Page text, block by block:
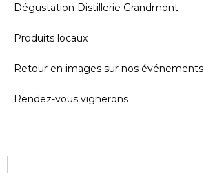
Dégustation Distillerie Grandmont
Produits locaux
Retour en images sur nos événements
Rendez-vous vignerons